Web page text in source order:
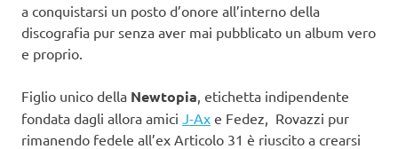
a conquistarsi un posto d’onore all’interno della
discografia pur senza aver mai pubblicato un album vero
e proprio.
Figlio unico della Newtopia , etichetta indipendente
fondata dagli allora amici J-Ax e Fedez, Rovazzi pur
rimanendo fedele all’ex Articolo 31 è riuscito a crearsi